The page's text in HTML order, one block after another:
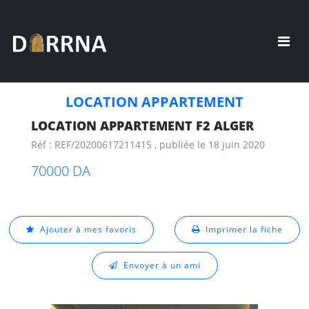
LOCATION APPARTEMENT
LOCATION APPARTEMENT F2 ALGER
Réf : REF/20200617211415 , publiée le 18 juin 2020
70000 DA
Ajouter à mes favoris Imprimer la fiche
Envoyer à un ami